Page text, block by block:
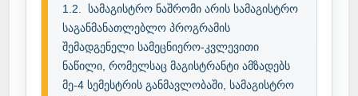
1.2.	სამაგისტრო ნაშრომი არის სამაგისტრო
საგანმანათლებლო პროგრამის
შემადგენელი სამეცნიერო-კვლევითი
ნაწილი, რომელსაც მაგისტრანტი ამზადებს
მე-4 სემესტრის განმავლობაში, სამაგისტრო